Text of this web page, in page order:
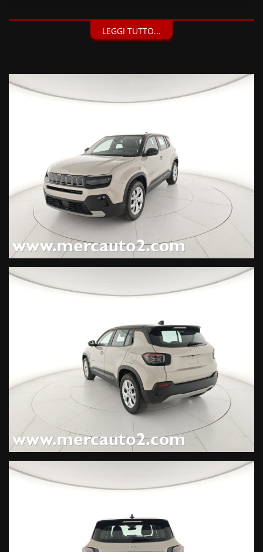
Beige Metallizzato, Sedili anteriori riscaldabili, Selleria in
- Summit (1400 EUR), Navigatore satellitare, Traffic Sign
Information, Portellone posteriore "hands-free", Impianto
audio premium JBL, Sistema Keyless entry, Tappetini in
micalizzata Stone con tetto Volcano (1300 EUR),
LEGGI TUTTO...